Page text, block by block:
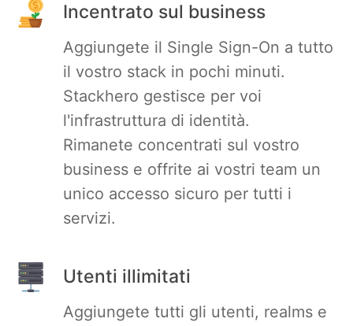
PHP
Postfix
PostgreSQL
Prometheus
Incentrato sul business
Aggiungete il Single Sign-On a tutto
il vostro stack in pochi minuti.
Stackhero gestisce per voi
l'infrastruttura di identità.
Rimanete concentrati sul vostro
business e offrite ai vostri team un
unico accesso sicuro per tutti i
servizi.
Utenti illimitati
Aggiungete tutti gli utenti, realms e